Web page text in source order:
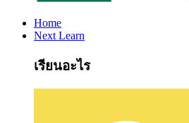
Home
Next Learn
เรียนอะไร